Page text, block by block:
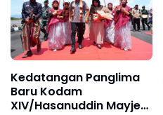
Kedatangan Panglima
Baru Kodam
XIV/Hasanuddin Mayjen